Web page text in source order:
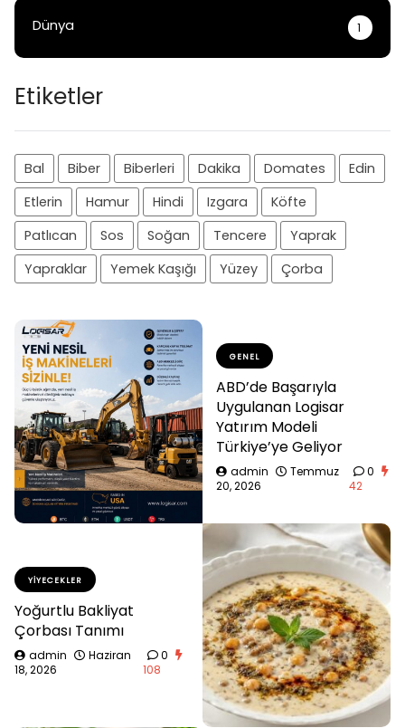
Dünya 1
Etiketler
Bal Biber Biberleri Dakika Domates
Edin
Etlerin
Hamur Hindi Izgara
Köfte
Patlıcan
Sos Soğan Tencere
Yaprak
Yapraklar
Yemek Kaşığı Yüzey Çorba
GENEL
ABD’de Başarıyla
Uygulanan Logisar
Yatırım Modeli
Türkiye’ye Geliyor
admin
Temmuz
20, 2026
0
42
YIYECEKLER
Yoğurtlu Bakliyat
Çorbası Tanımı
admin
Haziran
18, 2026
0
108